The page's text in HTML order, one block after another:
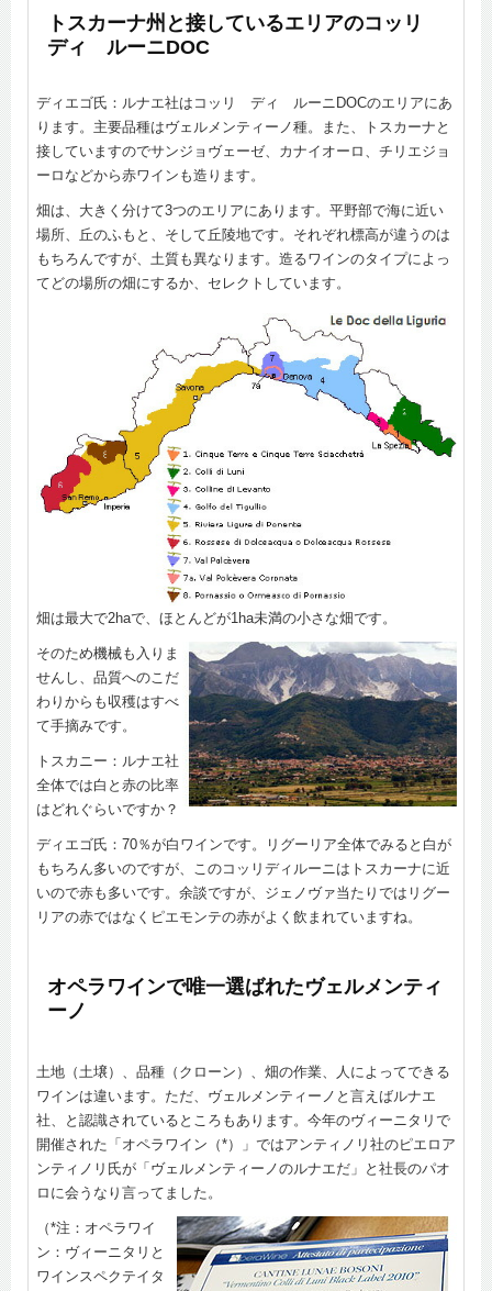
トスカーナ州と接しているエリアのコッリ
ディ ルーニDOC
ディエゴ氏：ルナエ社はコッリ ディ ルーニDOCのエリアにあ
ります。主要品種はヴェルメンティーノ種。また、トスカーナと
接していますのでサンジョヴェーゼ、カナイオーロ、チリエジョ
ーロなどから赤ワインも造ります。
畑は、大きく分けて3つのエリアにあります。平野部で海に近い
場所、丘のふもと、そして丘陵地です。それぞれ標高が違うのは
もちろんですが、土質も異なります。造るワインのタイプによっ
てどの場所の畑にするか、セレクトしています。
畑は最大で2haで、ほとんどが1ha未満の小さな畑です。
そのため機械も入りま
せんし、品質へのこだ
わりからも収穫はすべ
て手摘みです。
トスカニー：ルナエ社
全体では白と赤の比率
はどれぐらいですか？
ディエゴ氏：70％が白ワインです。リグーリア全体でみると白が
もちろん多いのですが、このコッリディルーニはトスカーナに近
いので赤も多いです。余談ですが、ジェノヴァ当たりではリグー
リアの赤ではなくピエモンテの赤がよく飲まれていますね。
オペラワインで唯一選ばれたヴェルメンティ
ーノ
土地（土壌）、品種（クローン）、畑の作業、人によってできる
ワインは違います。ただ、ヴェルメンティーノと言えばルナエ
社、と認識されているところもあります。今年のヴィーニタリで
開催された「オペラワイン（*）」ではアンティノリ社のピエロア
ンティノリ氏が「ヴェルメンティーノのルナエだ」と社長のパオ
ロに会うなり言ってました。
（*注：オペラワイ
ン：ヴィーニタリと
ワインスペクテイタ